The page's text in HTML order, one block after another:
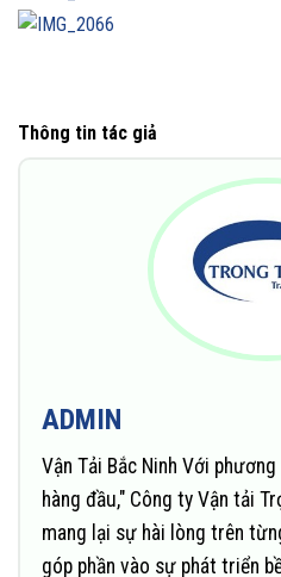
Thông tin tác giả
ADMIN
Vận Tải Bắc Ninh Với
hàng đầu," Công ty Vận tải
mang lại sự hài lòng trên
góp phần vào sự phát triển